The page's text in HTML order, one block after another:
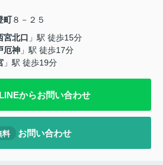
町８－２５
宮北口 」駅 徒歩15分
厄神 」駅 徒歩17分
」駅 徒歩19分
LINEからお問い合わせ
料 お問い合わせ